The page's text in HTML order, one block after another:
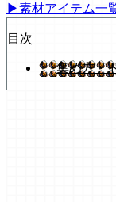
▶素材アイテム一
目次
集め方・